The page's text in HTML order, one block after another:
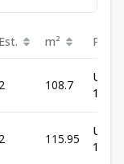
Est. m²
2 108.7
US$
2 115.95
US$